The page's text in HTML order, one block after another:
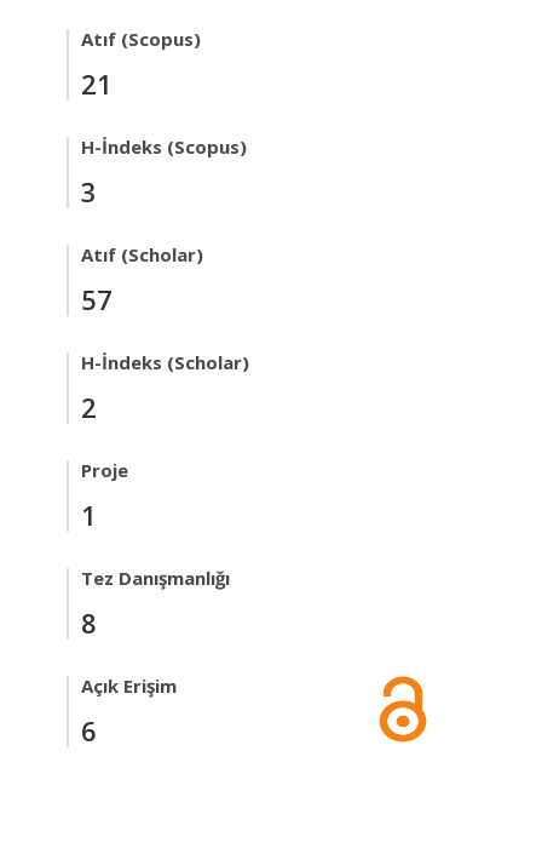
Atıf (Scopus)
21
H-İndeks (Scopus)
3
Atıf (Scholar)
57
H-İndeks (Scholar)
2
Proje
1
Tez Danışmanlığı
8
Açık Erişim
6